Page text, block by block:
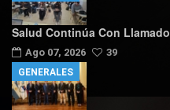
Salud Continúa Con
Ago 07, 2026 39
GENERALES